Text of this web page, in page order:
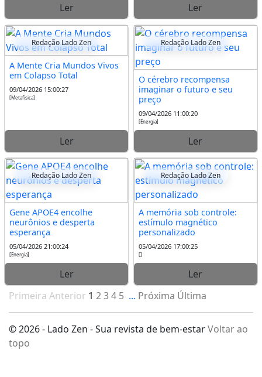
Ler Ler
Redação Lado Zen
A Mente Cria Mundos Vivos
em Colapso Total
09/04/2026 15:00:27
[Metafísica]
Ler
Redação Lado Zen
O cérebro recompensa
imaginar o futuro e seu
preço
09/04/2026 11:00:20
[Energia]
Ler
Redação Lado Zen
Gene APOE4 encolhe
neurônios e desperta
esperança
05/04/2026 21:00:24
[Energia]
Ler
Redação Lado Zen
A memória sob controle:
estímulo magnético
personalizado
05/04/2026 17:00:25
[]
Ler
Primeira Anterior 1 234 5 ... Próxima Última
© 2026 - Lado Zen - Sua revista de bem-estarVoltar ao
topo